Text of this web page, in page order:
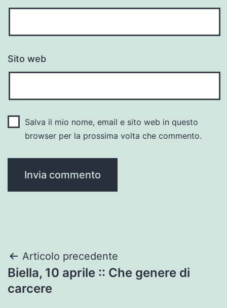
Sito web
Salva il mio nome, email e sito web in questo
browser per la prossima volta che commento.
Navigazione
articoli
Articolo precedente
Biella, 10 aprile :: Che genere di
carcere